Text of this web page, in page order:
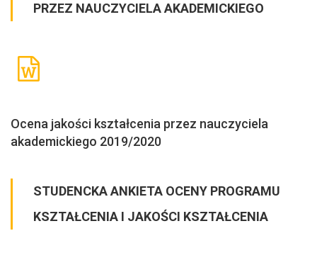
PRZEZ NAUCZYCIELA AKADEMICKIEGO
Ocena jakości kształcenia przez nauczyciela
akademickiego 2019/2020
STUDENCKA ANKIETA OCENY PROGRAMU
KSZTAŁCENIA I JAKOŚCI KSZTAŁCENIA